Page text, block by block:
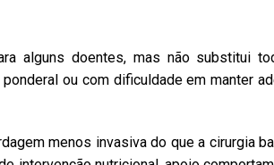
alguns doentes, mas não substitui
ou com dificuldade em manter
menos invasiva do que a cirurgia